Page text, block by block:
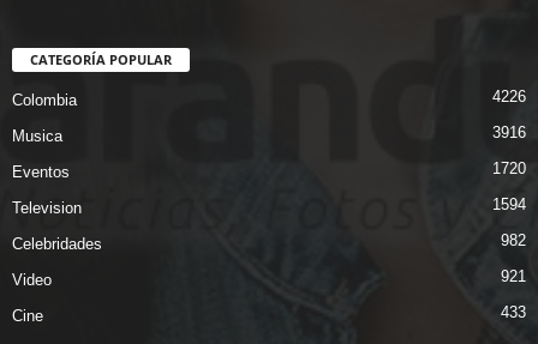
CATEGORÍA POPULAR
Colombia 4226
Musica 3916
Eventos 1720
Television 1594
Celebridades 982
Video 921
Cine 433